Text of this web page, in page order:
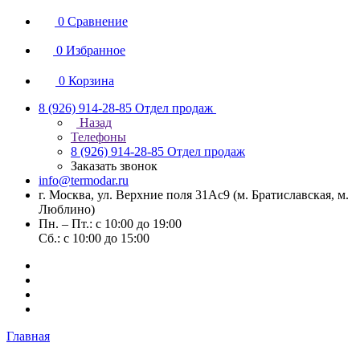
0 Сравнение
0 Избранное
0 Корзина
8 (926) 914-28-85 Отдел продаж
Назад
Телефоны
8 (926) 914-28-85 Отдел продаж
Заказать звонок
info@termodar.ru
г. Москва, ул. Верхние поля 31Ас9 (м. Братиславская, м.
Люблино)
Пн. – Пт.: с 10:00 до 19:00
Сб.: с 10:00 до 15:00
Главная